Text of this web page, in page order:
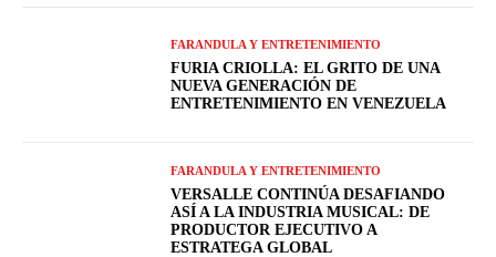
FARANDULA Y ENTRETENIMIENTO
FURIA CRIOLLA: EL GRITO DE UNA
NUEVA GENERACIÓN DE
ENTRETENIMIENTO EN VENEZUELA
FARANDULA Y ENTRETENIMIENTO
VERSALLE CONTINÚA DESAFIANDO
ASÍ A LA INDUSTRIA MUSICAL: DE
PRODUCTOR EJECUTIVO A
ESTRATEGA GLOBAL